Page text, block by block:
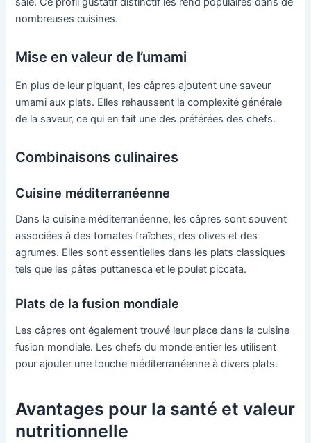
nombreuses cuisines.
Mise en valeur de l’umami
En plus de leur piquant, les câpres ajoutent une saveur
umami aux plats. Elles rehaussent la complexité générale
de la saveur, ce qui en fait une des préférées des chefs.
Combinaisons culinaires
Cuisine méditerranéenne
Dans la cuisine méditerranéenne, les câpres sont souvent
associées à des tomates fraîches, des olives et des
agrumes. Elles sont essentielles dans les plats classiques
tels que les pâtes puttanesca et le poulet piccata.
Plats de la fusion mondiale
Les câpres ont également trouvé leur place dans la cuisine
fusion mondiale. Les chefs du monde entier les utilisent
pour ajouter une touche méditerranéenne à divers plats.
Avantages pour la santé et valeur
nutritionnelle